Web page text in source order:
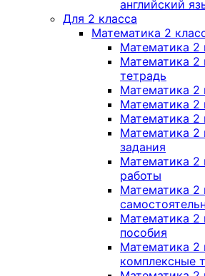
английский
Для 2 класса
Математика 2
Математика 2
Математика 2
тетрадь
Математика 2
Математика 2
Математика 2
Математика 2
задания
Математика 2
работы
Математика 2
Математика 2
пособия
Математика 2
комплексные